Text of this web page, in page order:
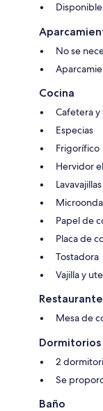
No se
Cocina
Cafetera
Especias
Frigorífico
Hervidor
Lavavajillas
Papel de
Placa de
Tostadora
Vajilla y
Restaurante
Mesa de
Dormitorios
2
Se
Baño